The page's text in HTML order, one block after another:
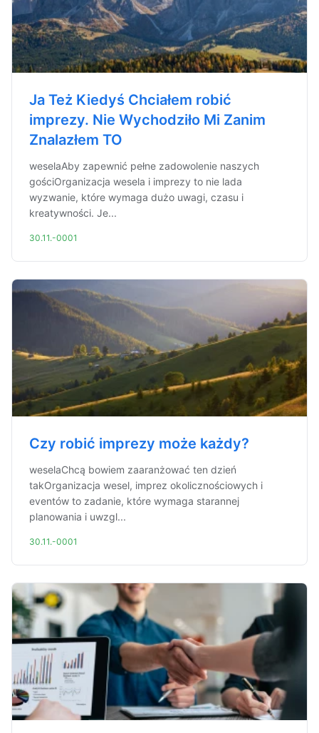
Ja Też Kiedyś Chciałem robić
imprezy. Nie Wychodziło Mi Zanim
Znalazłem TO
weselaAby zapewnić pełne zadowolenie naszych
gościOrganizacja wesela i imprezy to nie lada
wyzwanie, które wymaga dużo uwagi, czasu i
kreatywności. Je...
30.11.-0001
Czy robić imprezy może każdy?
weselaChcą bowiem zaaranżować ten dzień
takOrganizacja wesel, imprez okolicznościowych i
eventów to zadanie, które wymaga starannej
planowania i uwzgl...
30.11.-0001